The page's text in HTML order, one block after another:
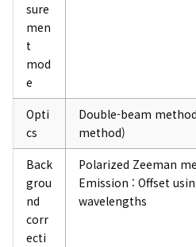
sure
men
t
mod
e
Opti
cs
Double-beam
method)
Back
grou
nd
corr
ecti
Polarized Zeeman
Emission : Offset
wavelengths